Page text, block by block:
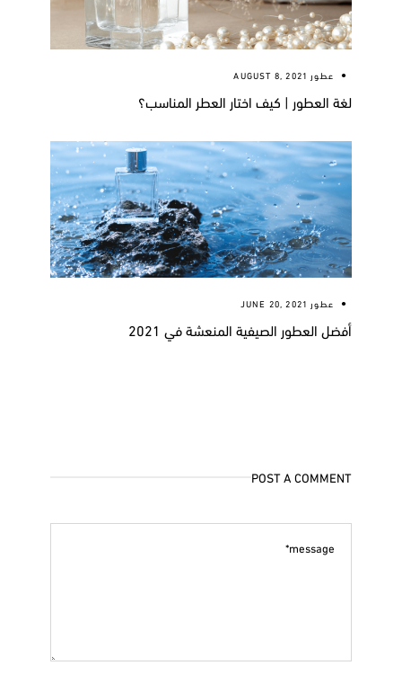
عطور AUGUST 8, 2021
لغة العطور | كيف اختار العطر المناسب؟
عطور JUNE 20, 2021
أفضل العطور الصيفية المنعشة في 2021
POST A COMMENT